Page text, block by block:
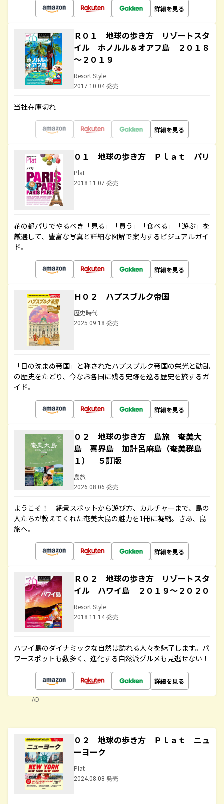
詳細を見る
Ｒ０１ 地球の歩き方 リゾートスタ
イル ホノルル＆オアフ島 ２０１８
～２０１９
Resort Style
2017.10.04 発売
当社在庫切れ
詳細を見る
０１ 地球の歩き方 Ｐｌａｔ パリ
Plat
2018.11.07 発売
花の都パリでやるべき「見る」「買う」「食べる」「遊ぶ」を
厳選して、豊富な写真と詳細な図解で案内するビジュアルガイ
ド。
詳細を見る
Ｈ０２ ハプスブルク帝国
歴史時代
2025.09.18 発売
「日の沈まぬ帝国」と称されたハプスブルク帝国の栄光と動乱
の歴史をたどり、今なお各国に残る史跡を巡る歴史を旅するガ
イド。
詳細を見る
０２ 地球の歩き方 島旅 奄美大
島 喜界島 加計呂麻島（奄美群島
１） ５訂版
島旅
2026.08.06 発売
ようこそ！ 絶景スポットから遊び方、カルチャーまで、島の
人たちが教えてくれた奄美大島の魅力を1冊に凝縮。さあ、島
旅へ。
詳細を見る
Ｒ０２ 地球の歩き方 リゾートスタ
イル ハワイ島 ２０１９～２０２０
Resort Style
2018.11.14 発売
ハワイ島のダイナミックな自然は訪れる人々を魅了します。パ
ワースポットも数多く、進化する自然派グルメも見逃せない！
詳細を見る
AD
０２ 地球の歩き方 Ｐｌａｔ ニュ
ーヨーク
Plat
2024.08.08 発売